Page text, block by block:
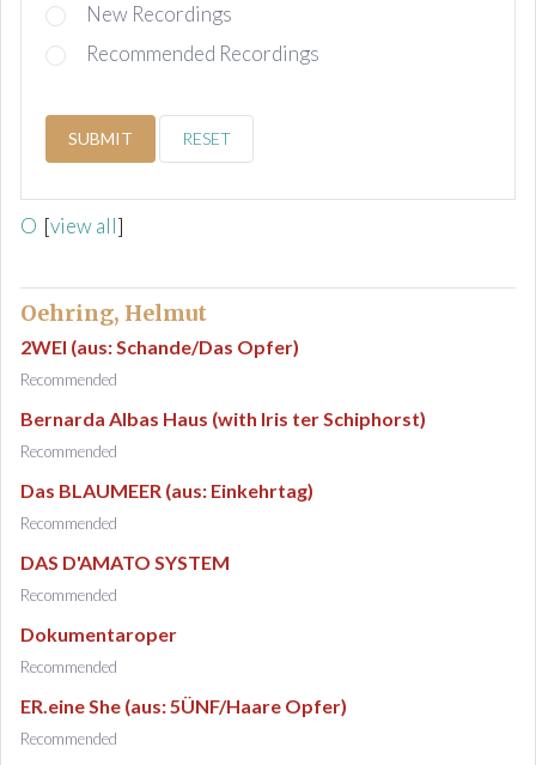
New Recordings
Recommended Recordings
SUBMIT RESET
O [view all]
Oehring, Helmut
2WEI (aus: Schande/Das Opfer)
Recommended
Bernarda Albas Haus (with Iris ter Schiphorst)
Recommended
Das BLAUMEER (aus: Einkehrtag)
Recommended
DAS D'AMATO SYSTEM
Recommended
Dokumentaroper
Recommended
ER.eine She (aus: 5ÜNF/Haare Opfer)
Recommended